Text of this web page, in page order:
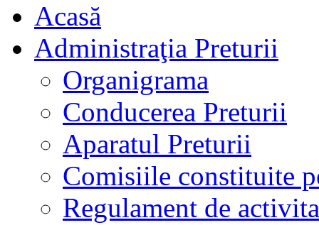
Acasă
Administraţia Preturii
Organigrama
Conducerea Preturii
Aparatul Preturii
Comisiile constituite
Regulament de